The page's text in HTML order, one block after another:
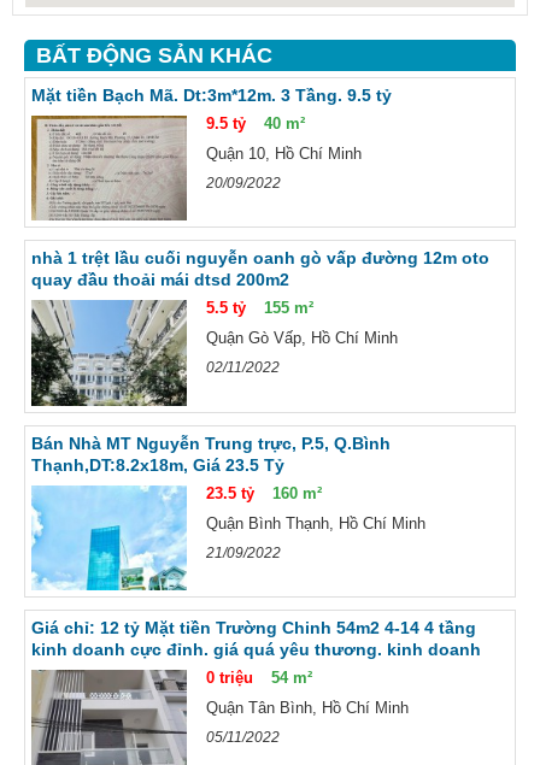
BẤT ĐỘNG SẢN KHÁC
Mặt tiền Bạch Mã. Dt:3m*12m. 3 Tầng. 9.5 tỷ
9.5 tỷ
40 m²
Quận 10, Hồ Chí Minh
20/09/2022
nhà 1 trệt lầu cuối nguyễn oanh gò vấp đường 12m oto
quay đầu thoải mái dtsd 200m2
5.5 tỷ
155 m²
Quận Gò Vấp, Hồ Chí Minh
02/11/2022
Bán Nhà MT Nguyễn Trung trực, P.5, Q.Bình
Thạnh,DT:8.2x18m, Giá 23.5 Tỷ
23.5 tỷ
160 m²
Quận Bình Thạnh, Hồ Chí Minh
21/09/2022
Giá chỉ: 12 tỷ Mặt tiền Trường Chinh 54m2 4-14 4 tầng
kinh doanh cực đỉnh. giá quá yêu thương. kinh doanh
mọi nghành nghề. ngay cầu tham lương chỉ
0 triệu
54 m²
Quận Tân Bình, Hồ Chí Minh
05/11/2022